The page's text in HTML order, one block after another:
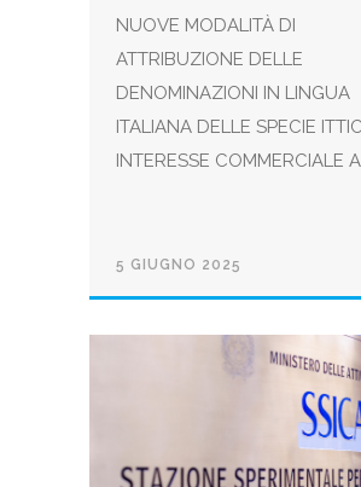
NUOVE MODALITÀ DI
ATTRIBUZIONE DELLE
DENOMINAZIONI IN LINGUA
ITALIANA DELLE SPECIE
INTERESSE COMMERCIALE
5 GIUGNO 2025